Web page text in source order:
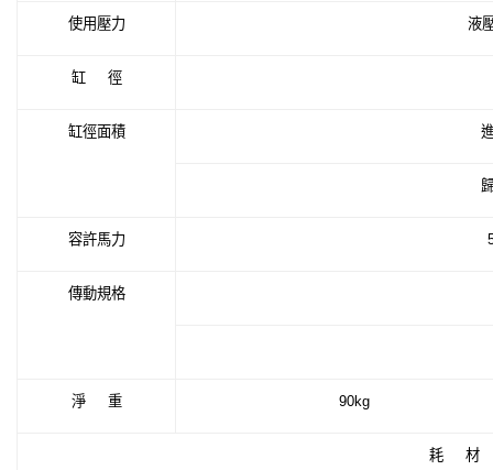
使用壓力 液
缸 徑
缸徑面積
容許馬力
傳動規格
淨 重 90kg
耗 材